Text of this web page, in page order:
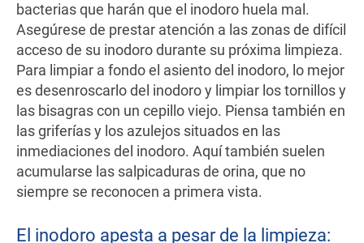
bacterias que harán que el inodoro huela mal.
Asegúrese de prestar atención a las zonas de difícil
acceso de su inodoro durante su próxima limpieza.
Para limpiar a fondo el asiento del inodoro, lo mejor
es desenroscarlo del inodoro y limpiar los tornillos y
las bisagras con un cepillo viejo. Piensa también en
las griferías y los azulejos situados en las
inmediaciones del inodoro. Aquí también suelen
acumularse las salpicaduras de orina, que no
siempre se reconocen a primera vista.
El inodoro apesta a pesar de la limpieza: